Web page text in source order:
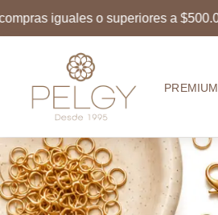
iguales o superiores a $500.000
PREMIUM